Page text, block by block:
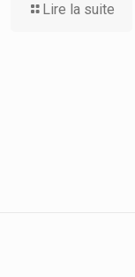
Lire la suite